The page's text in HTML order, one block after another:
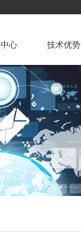
公司资质
心
挤出机
技术优势
基础知识